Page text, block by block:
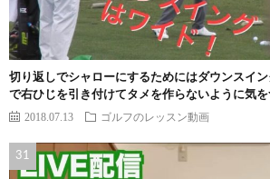
切り返しでシャローにするためにはダウンスイ
で右ひじを引き付けてタメを作らないように気を
2018.07.13 ゴルフのレッスン動画